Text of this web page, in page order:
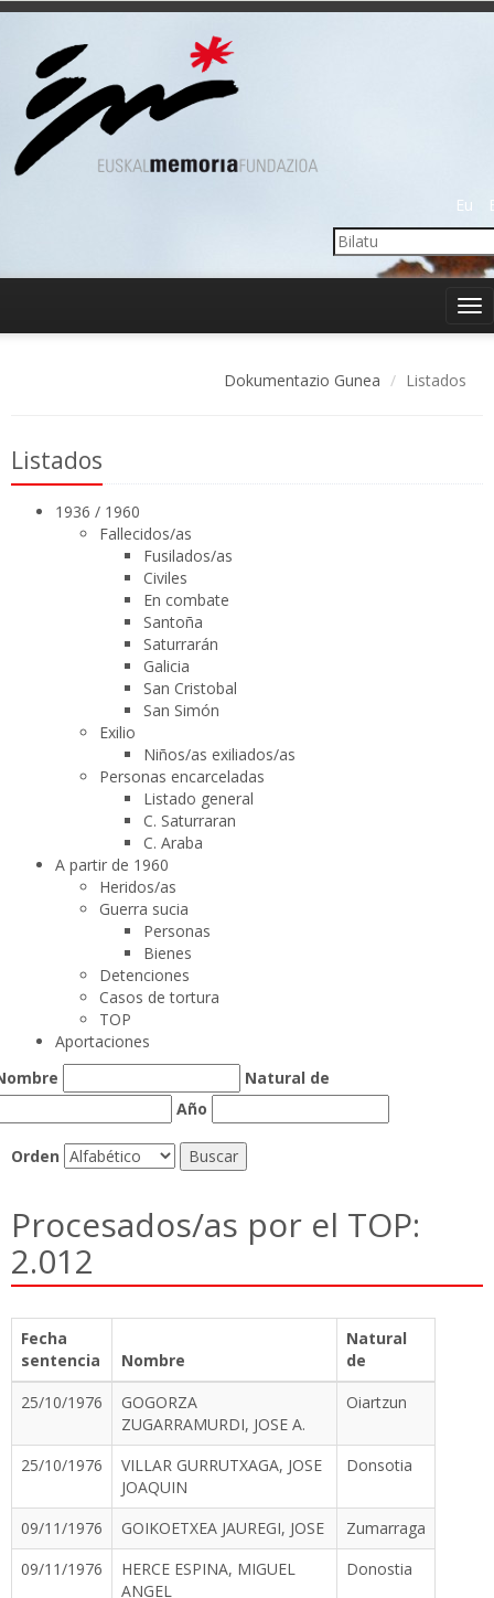
Eu
Dokumentazio Gunea Listados
Listados
1936 / 1960
Fallecidos/as
Fusilados/as
Civiles
En combate
Santoña
Saturrarán
Galicia
San Cristobal
San Simón
Exilio
Niños/as exiliados/as
Personas encarceladas
Listado general
C. Saturraran
C. Araba
A partir de 1960
Heridos/as
Guerra sucia
Personas
Bienes
Detenciones
Casos de tortura
TOP
Aportaciones
Natural de
Año
Orden
Procesados/as por el TOP:
2.012
Fecha
sentencia
Nombre
Natural
de
25/10/1976
GOGORZA
ZUGARRAMURDI, JOSE A.
Oiartzun
25/10/1976
VILLAR GURRUTXAGA, JOSE
JOAQUIN
Donsotia
09/11/1976 GOIKOETXEA JAUREGI, JOSE
Zumarraga
09/11/1976
HERCE ESPINA, MIGUEL
ANGEL
Donostia